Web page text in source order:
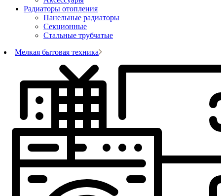
Радиаторы отопления
Панельные радиаторы
Секционные
Стальные трубчатые
Мелкая бытовая техника